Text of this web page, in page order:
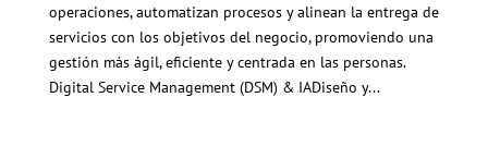
operaciones, automatizan procesos y alinean la entrega de
servicios con los objetivos del negocio, promoviendo una
gestión más ágil, eficiente y centrada en las personas.
Digital Service Management (DSM) & IADiseño y...